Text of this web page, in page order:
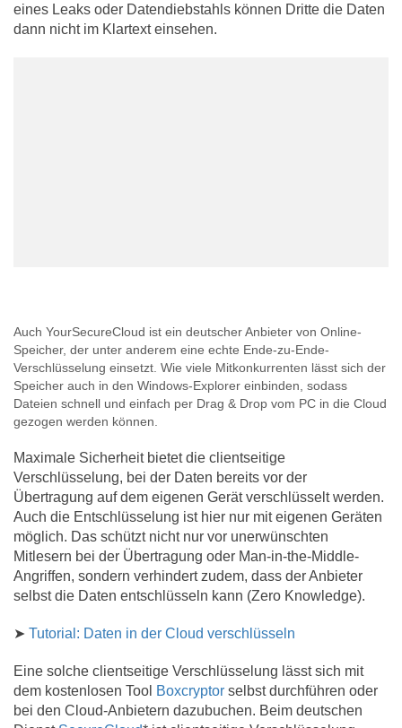
eines Leaks oder Datendiebstahls können Dritte die Daten
dann nicht im Klartext einsehen.
Auch YourSecureCloud ist ein deutscher Anbieter von Online-
Speicher, der unter anderem eine echte Ende-zu-Ende-
Verschlüsselung einsetzt. Wie viele Mitkonkurrenten lässt sich der
Speicher auch in den Windows-Explorer einbinden, sodass
Dateien schnell und einfach per Drag & Drop vom PC in die Cloud
gezogen werden können.
Maximale Sicherheit bietet die clientseitige
Verschlüsselung, bei der Daten bereits vor der
Übertragung auf dem eigenen Gerät verschlüsselt werden.
Auch die Entschlüsselung ist hier nur mit eigenen Geräten
möglich. Das schützt nicht nur vor unerwünschten
Mitlesern bei der Übertragung oder Man-in-the-Middle-
Angriffen, sondern verhindert zudem, dass der Anbieter
selbst die Daten entschlüsseln kann (Zero Knowledge).
➤ Tutorial: Daten in der Cloud verschlüsseln
Eine solche clientseitige Verschlüsselung lässt sich mit
dem kostenlosen Tool Boxcryptor selbst durchführen oder
bei den Cloud-Anbietern dazubuchen. Beim deutschen